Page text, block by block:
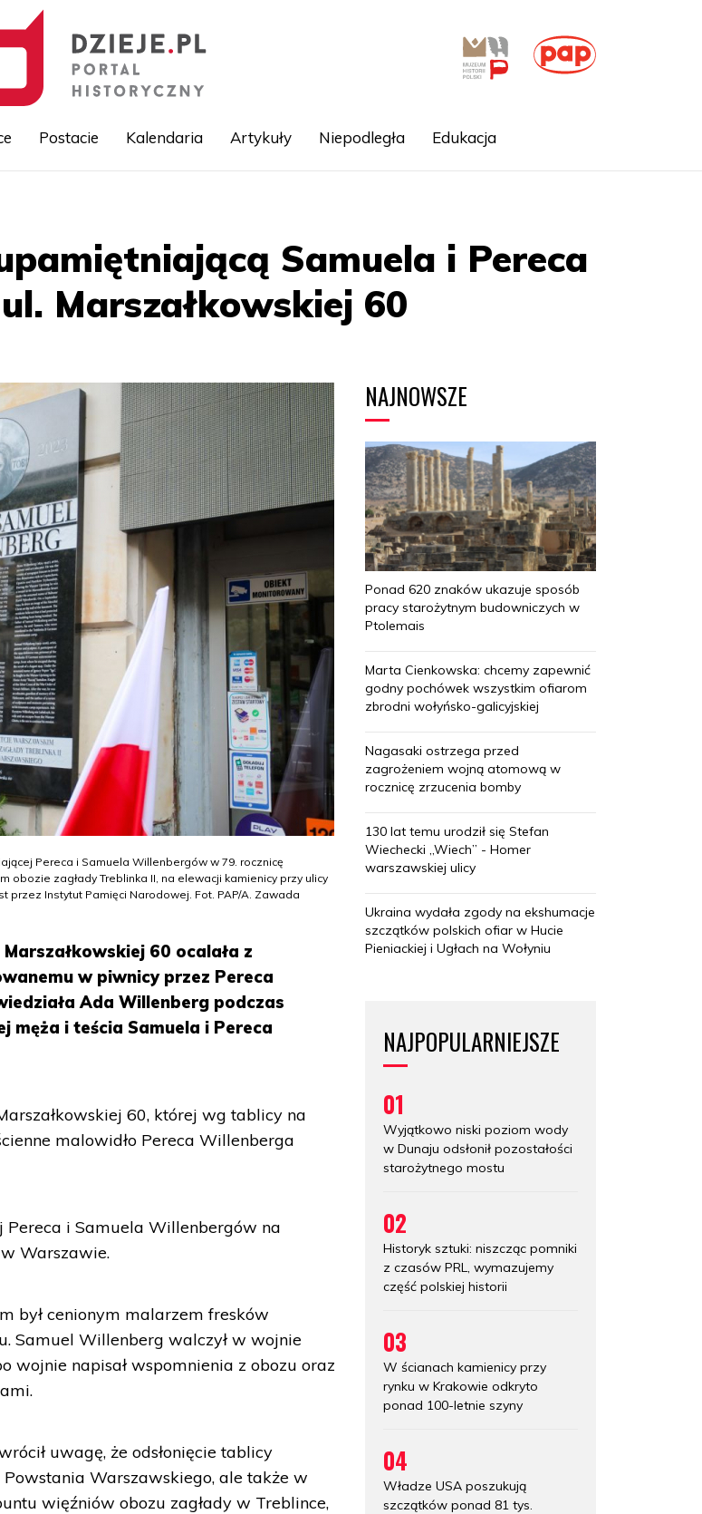
treści
Postacie Kalendaria Artykuły Niepodległa Edukacja
Samuela i Pereca
Marszałkowskiej 60
Pereca i Samuela Willenbergów w 79. rocznicę
zagłady Treblinka II, na elewacji kamienicy przy ulicy
Instytut Pamięci Narodowej. Fot. PAP/A. Zawada
60 ocalała z
w piwnicy przez Pereca
Ada Willenberg podczas
męża i teścia Samuela i Pereca
60, której wg tablicy na
malowidło Pereca Willenberga
Pereca i Samuela Willenbergów na
Warszawie.
był cenionym malarzem fresków
Samuel Willenberg walczył w wojnie
wojnie napisał wspomnienia z obozu oraz
uwagę, że odsłonięcie tablicy
Warszawskiego, ale także w
więźniów obozu zagłady w Treblince,
NAJNOWSZE
Ponad 620 znaków ukazuje sposób
pracy starożytnym budowniczych w
Ptolemais
Marta Cienkowska: chcemy zapewnić
godny pochówek wszystkim ofiarom
zbrodni wołyńsko-galicyjskiej
Nagasaki ostrzega przed
zagrożeniem wojną atomową w
rocznicę zrzucenia bomby
130 lat temu urodził się Stefan
Wiechecki „Wiech” - Homer
warszawskiej ulicy
Ukraina wydała zgody na ekshumacje
szczątków polskich ofiar w Hucie
Pieniackiej i Ugłach na Wołyniu
NAJPOPULARNIEJSZE
01
Wyjątkowo niski poziom wody
w Dunaju odsłonił pozostałości
starożytnego mostu
02
Historyk sztuki: niszcząc pomniki
z czasów PRL, wymazujemy
część polskiej historii
03
W ścianach kamienicy przy
rynku w Krakowie odkryto
ponad 100-letnie szyny
04
Władze USA poszukują
szczątków ponad 81 tys.